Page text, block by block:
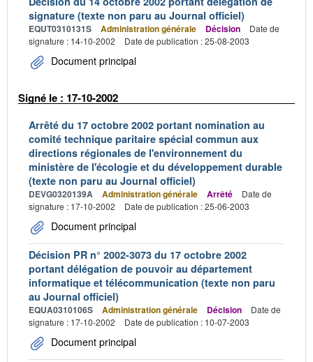
signature (texte non paru au Journal officiel)
EQUT0310131S Administration générale Décision
Date de
signature : 14-10-2002
Date de publication : 25-08-2003
Document principal
Signé le : 17-10-2002
Arrêté du 17 octobre 2002 portant nomination au
comité technique paritaire spécial commun aux
directions régionales de l'environnement du
ministère de l'écologie et du développement durable
(texte non paru au Journal officiel)
DEVG0320139A Administration générale Arrêté
Date de
signature : 17-10-2002
Date de publication : 25-06-2003
Document principal
Décision PR n° 2002-3073 du 17 octobre 2002
portant délégation de pouvoir au département
informatique et télécommunication (texte non paru
au Journal officiel)
EQUA0310106S Administration générale Décision
Date de
signature : 17-10-2002
Date de publication : 10-07-2003
Document principal